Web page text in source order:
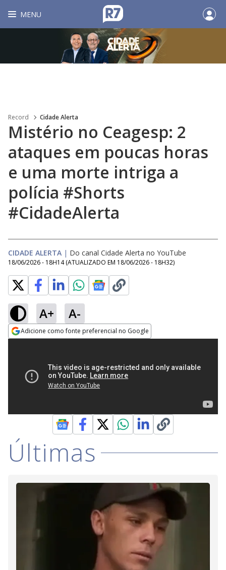
MENU
Record Cidade Alerta
Mistério no Ceagesp: 2
ataques em poucas horas
e uma morte intriga a
polícia #Shorts
#CidadeAlerta
CIDADE ALERTA | Do canal Cidade Alerta no YouTube
18/06/2026 - 18H14 (ATUALIZADO EM 18/06/2026 - 18H32)
A+ A-
Adicione como fonte preferencial no Google
Últimas